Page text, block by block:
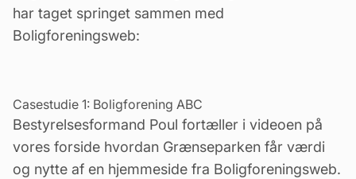
har taget springet sammen med
Boligforeningsweb:
Casestudie 1: Boligforening ABC
Bestyrelsesformand Poul fortæller i videoen på
vores forside hvordan Grænseparken får værdi
og nytte af en hjemmeside fra Boligforeningsweb.